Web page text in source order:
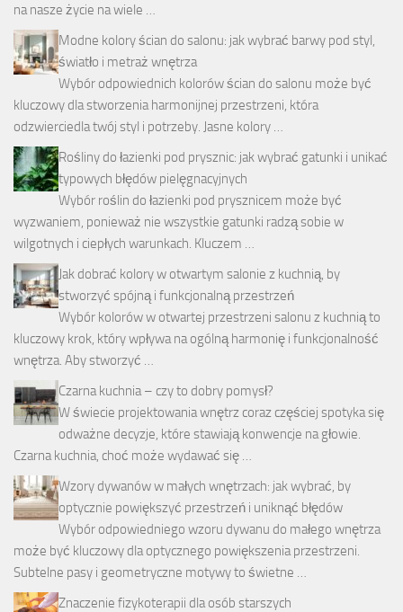
na nasze życie na wiele …
Modne kolory ścian do salonu: jak wybrać barwy pod styl,
światło i metraż wnętrza
Wybór odpowiednich kolorów ścian do salonu może być
kluczowy dla stworzenia harmonijnej przestrzeni, która
odzwierciedla twój styl i potrzeby. Jasne kolory …
Rośliny do łazienki pod prysznic: jak wybrać gatunki i unikać
typowych błędów pielęgnacyjnych
Wybór roślin do łazienki pod prysznicem może być
wyzwaniem, ponieważ nie wszystkie gatunki radzą sobie w
wilgotnych i ciepłych warunkach. Kluczem …
Jak dobrać kolory w otwartym salonie z kuchnią, by
stworzyć spójną i funkcjonalną przestrzeń
Wybór kolorów w otwartej przestrzeni salonu z kuchnią to
kluczowy krok, który wpływa na ogólną harmonię i funkcjonalność
wnętrza. Aby stworzyć …
Czarna kuchnia – czy to dobry pomysł?
W świecie projektowania wnętrz coraz częściej spotyka się
odważne decyzje, które stawiają konwencje na głowie.
Czarna kuchnia, choć może wydawać się …
Wzory dywanów w małych wnętrzach: jak wybrać, by
optycznie powiększyć przestrzeń i uniknąć błędów
Wybór odpowiedniego wzoru dywanu do małego wnętrza
może być kluczowy dla optycznego powiększenia przestrzeni.
Subtelne pasy i geometryczne motywy to świetne …
Znaczenie fizykoterapii dla osób starszych